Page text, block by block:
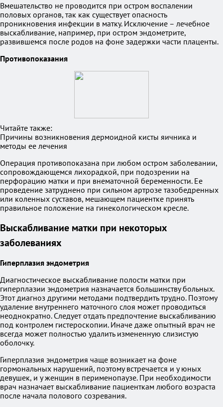
Вмешательство не проводится при остром воспалении
половых органов, так как существует опасность
проникновения инфекции в матку. Исключение – лечебное
выскабливание, например, при остром эндометрите,
развившемся после родов на фоне задержки части плаценты.
Противопоказания
Читайте также:
Причины возникновения дермоидной кисты яичника и
методы ее лечения
Операция противопоказана при любом остром заболевании,
сопровождающемся лихорадкой, при подозрении на
перфорацию матки и при внематочной беременности. Ее
проведение затруднено при сильном артрозе тазобедренных
или коленных суставов, мешающем пациентке принять
правильное положение на гинекологическом кресле.
Выскабливание матки при некоторых
заболеваниях
Гиперплазия эндометрия
Диагностическое выскабливание полости матки при
гиперплазии эндометрия назначается большинству больных.
Этот диагноз другими методами подтвердить трудно. Поэтому
удаление внутреннего маточного слоя может проводиться
неоднократно. Следует отдать предпочтение выскабливанию
под контролем гистероскопии. Иначе даже опытный врач не
всегда может полностью удалить измененную слизистую
оболочку.
Гиперплазия эндометрия чаще возникает на фоне
гормональных нарушений, поэтому встречается и у юных
девушек, и у женщин в перименопаузе. При необходимости
врач назначает выскабливание пациенткам любого возраста
после начала полового созревания.